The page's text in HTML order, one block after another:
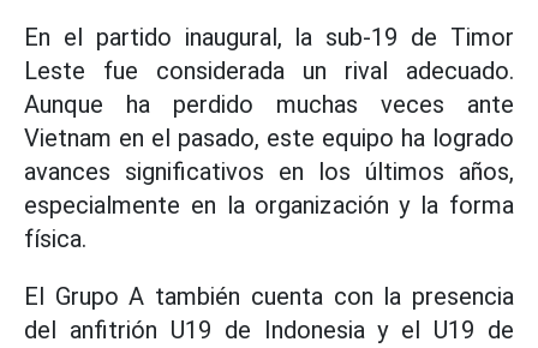
En el partido inaugural, la sub-19 de Timor
Leste fue considerada un rival adecuado.
Aunque ha perdido muchas veces ante
Vietnam en el pasado, este equipo ha logrado
avances significativos en los últimos años,
especialmente en la organización y la forma
física.
El Grupo A también cuenta con la presencia
del anfitrión U19 de Indonesia y el U19 de